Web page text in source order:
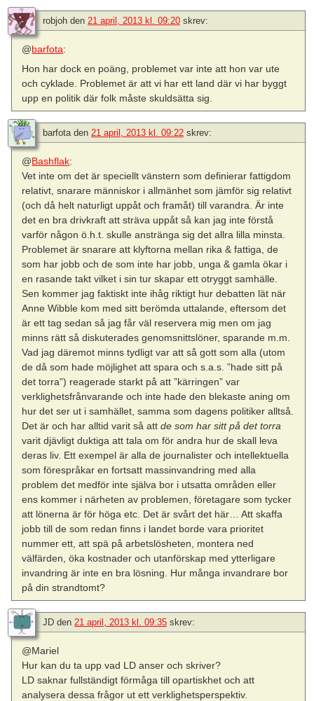
robjoh den 21 april, 2013 kl. 09:20 skrev:
@barfota:
Hon har dock en poäng, problemet var inte att hon var ute
och cyklade. Problemet är att vi har ett land där vi har byggt
upp en politik där folk måste skuldsätta sig.
barfota den 21 april, 2013 kl. 09:22 skrev:
@Bashflak:
Vet inte om det är speciellt vänstern som definierar fattigdom
relativt, snarare människor i allmänhet som jämför sig relativt
(och då helt naturligt uppåt och framåt) till varandra. Är inte
det en bra drivkraft att sträva uppåt så kan jag inte förstå
varför någon ö.h.t. skulle anstränga sig det allra lilla minsta.
Problemet är snarare att klyftorna mellan rika & fattiga, de
som har jobb och de som inte har jobb, unga & gamla ökar i
en rasande takt vilket i sin tur skapar ett otryggt samhälle.
Sen kommer jag faktiskt inte ihåg riktigt hur debatten lät när
Anne Wibble kom med sitt berömda uttalande, eftersom det
är ett tag sedan så jag får väl reservera mig men om jag
minns rätt så diskuterades genomsnittslöner, sparande m.m.
Vad jag däremot minns tydligt var att så gott som alla (utom
de då som hade möjlighet att spara och s.a.s. ”hade sitt på
det torra”) reagerade starkt på att ”kärringen” var
verklighetsfrånvarande och inte hade den blekaste aning om
hur det ser ut i samhället, samma som dagens politiker alltså.
Det är och har alltid varit så attde som har sitt på det torra
varit djävligt duktiga att tala om för andra hur de skall leva
deras liv. Ett exempel är alla de journalister och intellektuella
som förespråkar en fortsatt massinvandring med alla
problem det medför inte själva bor i utsatta områden eller
ens kommer i närheten av problemen, företagare som tycker
att lönerna är för höga etc. Det är svårt det här… Att skaffa
jobb till de som redan finns i landet borde vara prioritet
nummer ett, att spä på arbetslösheten, montera ned
välfärden, öka kostnader och utanförskap med ytterligare
invandring är inte en bra lösning. Hur många invandrare bor
på din strandtomt?
JD den 21 april, 2013 kl. 09:35 skrev:
@Mariel
Hur kan du ta upp vad LD anser och skriver?
LD saknar fullständigt förmåga till opartiskhet och att
analysera dessa frågor ut ett verklighetsperspektiv.